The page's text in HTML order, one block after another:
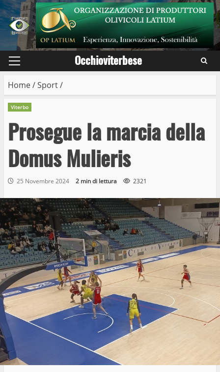
Skip
to
content
Primary
Occhioviterbese
Home/Sport/
Viterbo
Prosegue la marcia della
Domus Mulieris
25 Novembre 2024 2 min di lettura 2321